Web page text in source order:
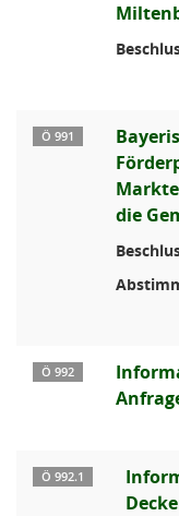
Ö 991
die
Ö 992
Ö 992.1